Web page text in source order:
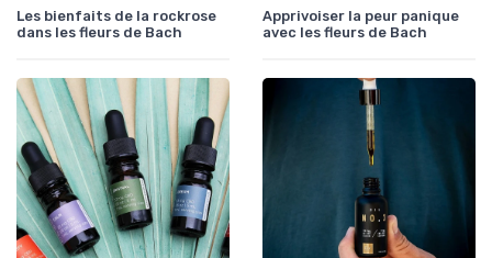
Les bienfaits de la rockrose
dans les fleurs de Bach
Apprivoiser la peur panique
avec les fleurs de Bach